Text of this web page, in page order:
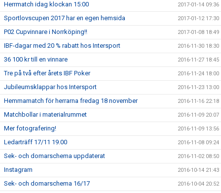
Herrmatch idag klockan 15:00 2017-01-14 09:36
Sportlovscupen 2017 har en egen hemsida 2017-01-12 17:30
P02 Cupvinnare i Norrköping!! 2017-01-08 18:49
IBF-dagar med 20 % rabatt hos Intersport 2016-11-30 18:30
36 100 kr till en vinnare 2016-11-27 18:45
Tre på två efter årets IBF Poker 2016-11-24 18:00
Jubileumsklappar hos Intersport 2016-11-23 13:00
Hemmamatch för herrarna fredag 18 november 2016-11-16 22:18
Matchbollar i materialrummet 2016-11-09 20:07
Mer fotografering! 2016-11-09 13:56
Ledarträff 17/11 19.00 2016-11-08 09:24
Sek- och domarschema uppdaterat 2016-11-02 08:50
Instagram 2016-10-14 21:43
Sek- och domarschema 16/17 2016-10-04 20:52